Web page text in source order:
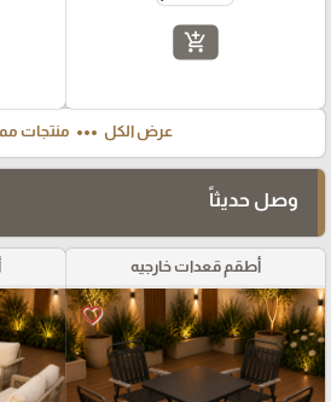
add_shopping_cart
عرض الكل more_horiz منتجات
وصل حديثاً
أطقم قعدات خارجيه
favorite_border